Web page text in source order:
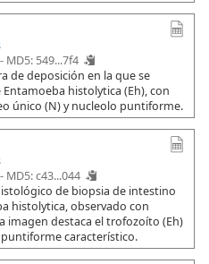
MD5: 549...7f4
de deposición en la que se
histolytica (Eh), con
único (N) y nucleolo puntiforme.
MD5: c43...044
de biopsia de intestino
histolytica, observado con
imagen destaca el trofozoíto (Eh)
característico.